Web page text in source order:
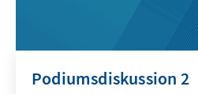
Podiumsdiskussion 2